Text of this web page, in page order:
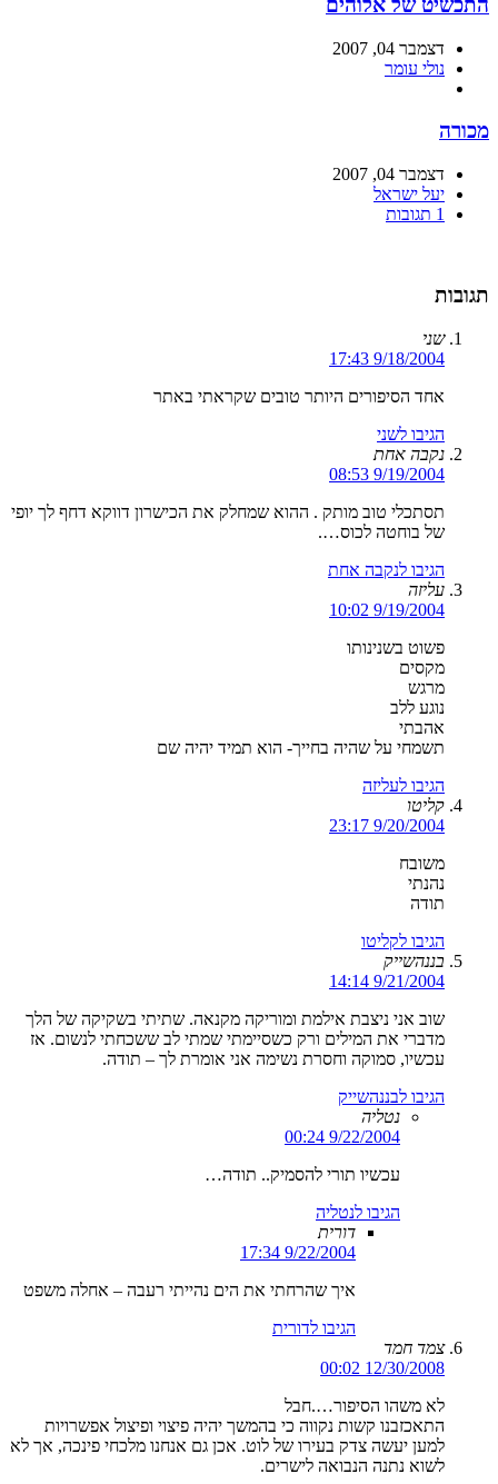
התכשיט של אלוהים
דצמבר 04, 2007
נולי עומר
מכורה
דצמבר 04, 2007
יעל ישראל
1 תגובות
תגובות
שני
9/18/2004 17:43
אחד הסיפורים היותר טובים שקראתי באתר
הגיבו לשני
נקבה אחת
9/19/2004 08:53
תסתכלי טוב מותק . ההוא שמחלק את הכישרון דווקא דחף לך יופי
של בוחטה לכוס….
הגיבו לנקבה אחת
עליזה
9/19/2004 10:02
פשוט בשנינותו
מקסים
מרגש
נוגע ללב
אהבתי
תשמחי על שהיה בחייך- הוא תמיד יהיה שם
הגיבו לעליזה
קליטו
9/20/2004 23:17
משובח
נהנתי
תודה
הגיבו לקליטו
בננהשייק
9/21/2004 14:14
שוב אני ניצבת אילמת ומוריקה מקנאה. שתיתי בשקיקה של הלך
מדברי את המילים ורק כשסיימתי שמתי לב ששכחתי לנשום. אז
עכשיו, סמוקה וחסרת נשימה אני אומרת לך – תודה.
הגיבו לבננהשייק
נטליה
9/22/2004 00:24
עכשיו תורי להסמיק.. תודה…
הגיבו לנטליה
דורית
9/22/2004 17:34
איך שהרחתי את הים נהייתי רעבה – אחלה משפט
הגיבו לדורית
צמד חמד
12/30/2008 00:02
לא משהו הסיפור….חבל
התאכזבנו קשות נקווה כי בהמשך יהיה פיצוי ופיצול אפשרויות
למען יעשה צדק בעירו של לוט. אכן גם אנחנו מלכחי פינכה, אך לא
לשוא נתנה הנבואה לישרים.